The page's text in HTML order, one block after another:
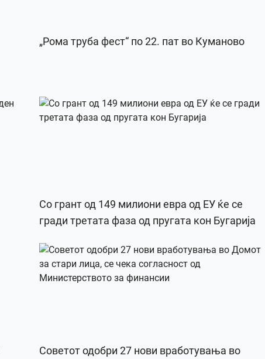
„Рома труба фест“ по 22. пат во Куманово
Со грант од 149 милиони евра од ЕУ ќе се
гради третата фаза од пругата кон Бугарија
Советот одобри 27 нови вработувања во